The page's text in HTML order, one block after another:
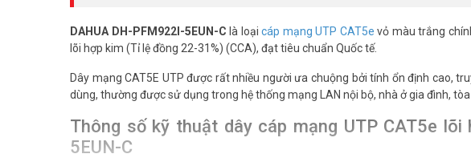
DAHUA DH-PFM922I-5EUN-C là loạicáp mạng UTP CAT5e vỏ màu trắng
lõi hợp kim (Tỉ lệ đồng 22-31%) (CCA), đạt tiêu chuẩn Quốc tế.
Dây mạng CAT5E UTP được rất nhiều người ưa chuộng bởi tính ổn định cao,
dùng, thường được sử dụng trong hệ thống mạng LAN nội bộ, nhà ở gia đình, tòa
Thông số kỹ thuật dây cáp mạng UTP CAT5e
5EUN-C